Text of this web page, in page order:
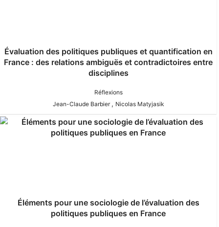
Évaluation des politiques publiques et quantification en
France : des relations ambiguës et contradictoires entre
disciplines
Réflexions
Jean-Claude Barbier , Nicolas Matyjasik
Éléments pour une sociologie de l’évaluation des
politiques publiques en France